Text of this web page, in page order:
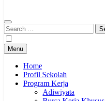
Search
for:
Menu
Home
Profil Sekolah
Program Kerja
Adiwiyata